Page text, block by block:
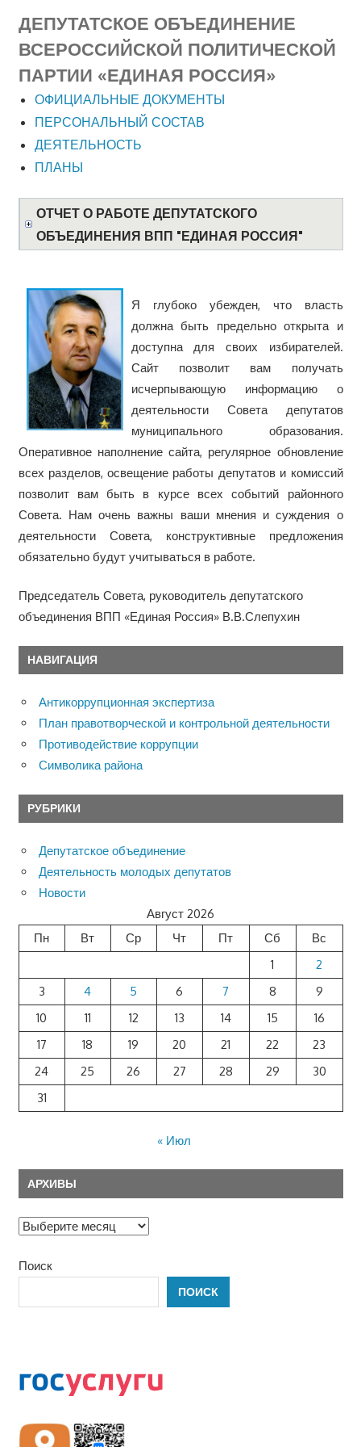
ДЕПУТАТСКОЕ ОБЪЕДИНЕНИЕ
ВСЕРОССИЙСКОЙ ПОЛИТИЧЕСКОЙ
ПАРТИИ «ЕДИНАЯ РОССИЯ»
ОФИЦИАЛЬНЫЕ ДОКУМЕНТЫ
ПЕРСОНАЛЬНЫЙ СОСТАВ
ДЕЯТЕЛЬНОСТЬ
ПЛАНЫ
ОТЧЕТ О РАБОТЕ ДЕПУТАТСКОГО
ОБЪЕДИНЕНИЯ ВПП "ЕДИНАЯ РОССИЯ"
Я глубоко убежден, что власть
должна быть предельно открыта и
доступна для своих избирателей.
Сайт позволит вам получать
исчерпывающую информацию о
деятельности Совета депутатов
муниципального образования.
Оперативное наполнение сайта, регулярное обновление
всех разделов, освещение работы депутатов и комиссий
позволит вам быть в курсе всех событий районного
Совета. Нам очень важны ваши мнения и суждения о
деятельности Совета, конструктивные предложения
обязательно будут учитываться в работе.
Председатель Совета, руководитель депутатского
объединения ВПП «Единая Россия» В.В.Слепухин
НАВИГАЦИЯ
Антикоррупционная экспертиза
План правотворческой и контрольной деятельности
Противодействие коррупции
Символика района
РУБРИКИ
Депутатское объединение
Деятельность молодых депутатов
Новости
Август 2026
Пн
Вт Ср Чт Пт Сб
Вс
1
2
3
4 5 6 7 8
9
10
11 12 13 14 15
16
17
18 19 20 21 22
23
24
25 26 27 28 29
30
31
« Июл
АРХИВЫ
Архивы
Поиск
ПОИСК